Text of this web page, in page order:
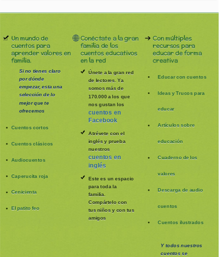
Un mundo de
cuentos para
aprender valores en
familia.
Si no tienes claro
por dónde
empezar, esta una
selección de lo
mejor que te
ofrecemos
Cuentos cortos
Cuentos clásicos
Audiocuentos
Caperucita roja
Cenicienta
El patito feo
Conéctate a la gran
familia de los
cuentos educativos
en la red
Únete a la gran red
de lectores. Ya
somos más de
170.000 a los que
nos gustan los
cuentos en
Facebook
Atrévete con el
inglés y prueba
nuestros
cuentos en
inglés
Este es un espacio
para toda la
familia
Compártelo con
tus niños y con tus
amigos
Con múltiples
recursos para
educar de forma
creativa
Educar con cuentos
Ideas y Trucos para
educar
Artículos sobre
educación
Cuaderno de los
valores
Descarga de audio
cuentos
Cuentos ilustrados
Y todos nuestros
cuentos se